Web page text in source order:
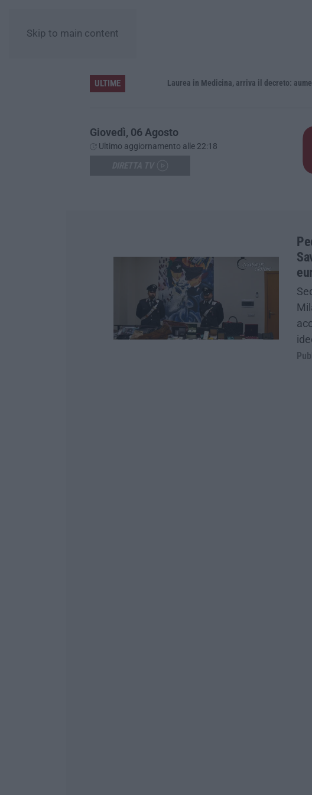
Skip to main content
ULTIME
Sistema bibliotecario vibonese, la dura replica di Soriano e Romeo: «Il fallimento è di chi ha staccato la spina» Laurea in Medicina, arriva il decreto: aumentano i
Giovedì, 06 Agosto
Ultimo aggiornamento alle 22:18